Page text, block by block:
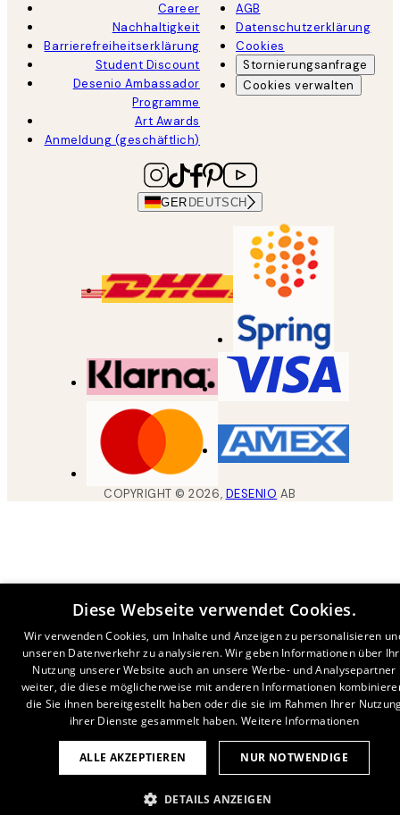
Career
Nachhaltigkeit
Barrierefreiheitserklärung
Student Discount
Desenio Ambassador
Programme
Art Awards
Anmeldung (geschäftlich)
AGB
Datenschutzerklärung
Cookies
Stornierungsanfrage
Cookies verwalten
GER DEUTSCH
COPYRIGHT ©2026, DESENIO AB
Diese Webseite verwendet Cookies.
Wir verwenden Cookies, um Inhalte und Anzeigen zu personalisieren
unseren Datenverkehr zu analysieren. Wir geben Informationen über
Nutzung unserer Website auch an unsere Werbe- und Analysepartner
weiter, die diese möglicherweise mit anderen Informationen
die Sie ihnen bereitgestellt haben oder die sie im Rahmen Ihrer
ihrer Dienste gesammelt haben. Weitere Informationen
ALLE AKZEPTIEREN NUR NOTWENDIGE
DETAILS ANZEIGEN